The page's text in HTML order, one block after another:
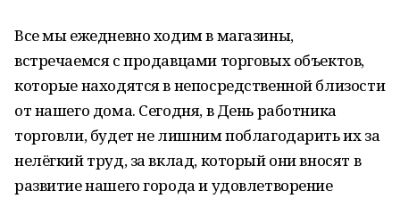
Все мы ежедневно ходим в магазины,
встречаемся с продавцами торговых объектов,
которые находятся в непосредственной близости
от нашего дома. Сегодня, в День работника
торговли, будет не лишним поблагодарить их за
нелёгкий труд, за вклад, который они вносят в
развитие нашего города и удовлетворение